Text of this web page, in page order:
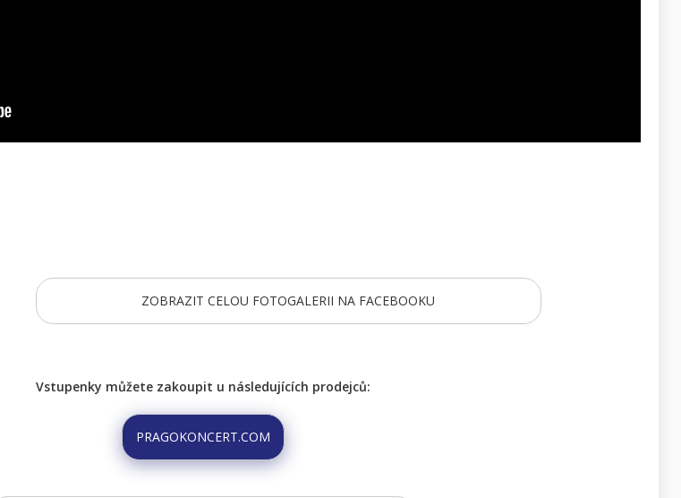
ZOBRAZIT CELOU FOTOGALERII NA FACEBOOKU
Vstupenky můžete zakoupit u následujících prodejců:
PRAGOKONCERT.COM